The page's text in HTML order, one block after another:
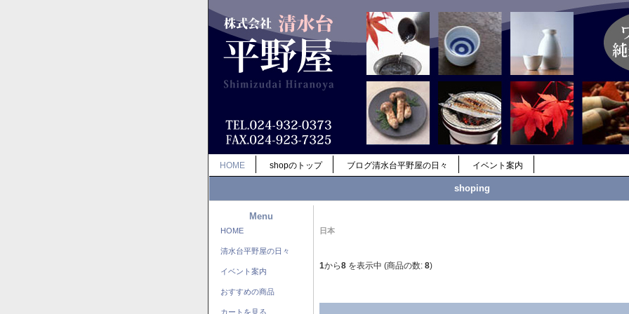
HOME shopのトップ ブログ清水台平野屋の日々 イベント案内
shoping
Menu
HOME
清水台平野屋の日々
イベント案内
おすすめの商品
カートを見る
日本
1から8 を表示中 (商品の数: 8)